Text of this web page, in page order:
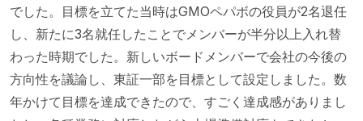
でした。目標を立てた当時はGMOペパボの役員が2名退任
し、新たに3名就任したことでメンバーが半分以上入れ替
わった時期でした。新しいボードメンバーで会社の今後の
方向性を議論し、東証一部を目標として設定しました。数
年かけて目標を達成できたので、すごく達成感がありまし